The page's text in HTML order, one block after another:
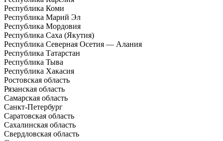
Республика Коми
Республика Марий Эл
Республика Мордовия
Республика Саха (Якутия)
Республика Северная Осетия — Алания
Республика Татарстан
Республика Тыва
Республика Хакасия
Ростовская область
Рязанская область
Самарская область
Санкт-Петербург
Саратовская область
Сахалинская область
Свердловская область